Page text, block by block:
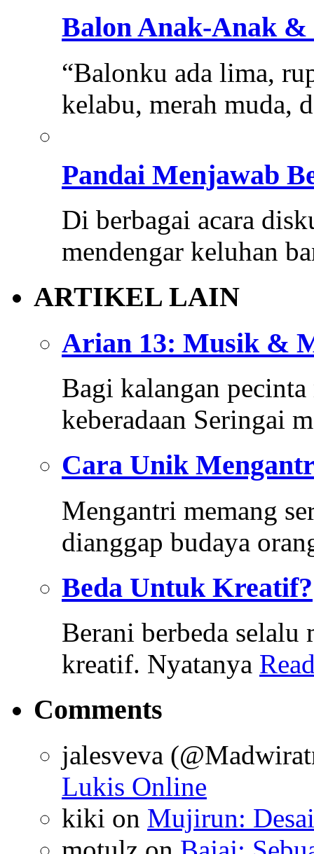
Balon Anak-Anak &
“Balonku ada lima,
kelabu, merah
Pandai Menjawab
Di berbagai acara
mendengar keluhan
ARTIKEL LAIN
Arian 13: Musik &
Bagi kalangan
keberadaan Seringai
Cara Unik
Mengantri memang
dianggap budaya
Beda Untuk Kreatif?
Berani berbeda
kreatif. Nyatanya
Comments
jalesveva
Lukis Online
kiki on Mujirun: